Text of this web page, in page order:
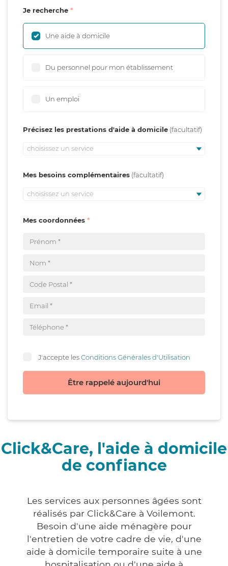
Je recherche
Une aide à domicile
Du personnel pour mon établissement
Un emploi
Précisez les prestations d'aide à domicile
choisissez un service
Mes besoins complémentaires
choisissez un service
Mes coordonnées
J'accepte lesConditions Générales d'Utilisation
Être rappelé aujourd'hui
Click&Care, l'aide à domicile
de confiance
Les services aux personnes âgées sont
réalisés par Click&Care à Voilemont.
Besoin d'une aide ménagère pour
l'entretien de votre cadre de vie, d'une
aide à domicile temporaire suite à une